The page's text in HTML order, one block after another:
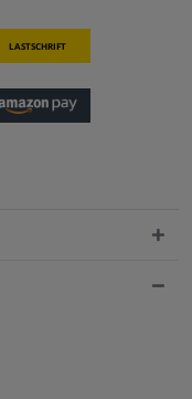
Lastschrift